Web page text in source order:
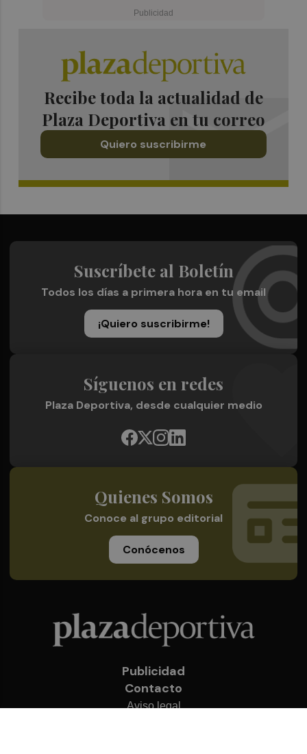
Recibe toda la actualidad de
Plaza Deportiva en tu correo
Quiero suscribirme
Suscríbete al Boletín
Todos los días a primera hora en tu email
¡Quiero suscribirme!
Síguenos en redes
Plaza Deportiva, desde cualquier medio
Quienes Somos
Conoce al grupo editorial
Conócenos
Publicidad
Contacto
Aviso legal